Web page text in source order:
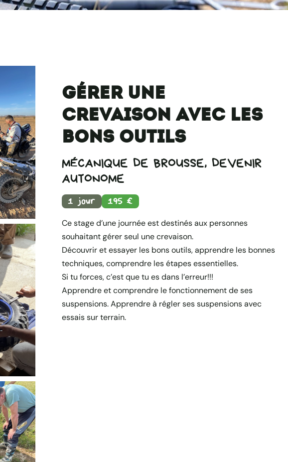
Gérer une
crevaison avec les
bons outils
MÉCANIQUE DE BROUSSE, DEVENIR
AUTONOME
1 jour 195 €
Ce stage d’une journée est destinés aux personnes
souhaitant gérer seul une crevaison.
Découvrir et essayer les bons outils, apprendre les bonnes
techniques, comprendre les étapes essentielles.
Si tu forces, c’est que tu es dans l’erreur!!!
Apprendre et comprendre le fonctionnement de ses
suspensions. Apprendre à régler ses suspensions avec
essais sur terrain.